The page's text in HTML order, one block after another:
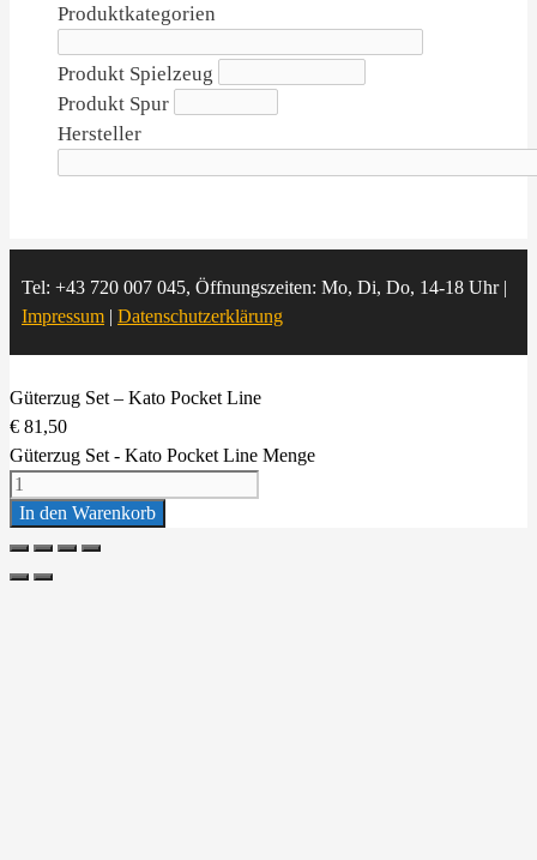
Produktkategorien
Produkt Spielzeug
Produkt Spur
Hersteller
Tel: +43 720 007 045, Öffnungszeiten: Mo, Di, Do, 14-18 Uhr |
Impressum | Datenschutzerklärung
Güterzug Set – Kato Pocket Line
€ 81,50
Güterzug Set - Kato Pocket Line Menge
In den Warenkorb